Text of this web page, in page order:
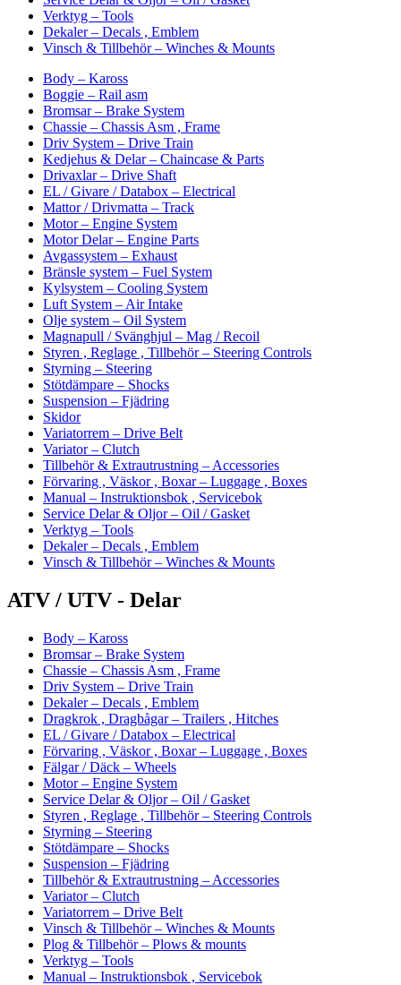
Verktyg – Tools
Dekaler – Decals , Emblem
Vinsch & Tillbehör – Winches & Mounts
Body – Kaross
Boggie – Rail asm
Bromsar – Brake System
Chassie – Chassis Asm , Frame
Driv System – Drive Train
Kedjehus & Delar – Chaincase & Parts
Drivaxlar – Drive Shaft
EL / Givare / Databox – Electrical
Mattor / Drivmatta – Track
Motor – Engine System
Motor Delar – Engine Parts
Avgassystem – Exhaust
Bränsle system – Fuel System
Kylsystem – Cooling System
Luft System – Air Intake
Olje system – Oil System
Magnapull / Svänghjul – Mag / Recoil
Styren , Reglage , Tillbehör – Steering Controls
Styrning – Steering
Stötdämpare – Shocks
Suspension – Fjädring
Skidor
Variatorrem – Drive Belt
Variator – Clutch
Tillbehör & Extrautrustning – Accessories
Förvaring , Väskor , Boxar – Luggage , Boxes
Manual – Instruktionsbok , Servicebok
Service Delar & Oljor – Oil / Gasket
Verktyg – Tools
Dekaler – Decals , Emblem
Vinsch & Tillbehör – Winches & Mounts
ATV / UTV - Delar
Body – Kaross
Bromsar – Brake System
Chassie – Chassis Asm , Frame
Driv System – Drive Train
Dekaler – Decals , Emblem
Dragkrok , Dragbågar – Trailers , Hitches
EL / Givare / Databox – Electrical
Förvaring , Väskor , Boxar – Luggage , Boxes
Fälgar / Däck – Wheels
Motor – Engine System
Service Delar & Oljor – Oil / Gasket
Styren , Reglage , Tillbehör – Steering Controls
Styrning – Steering
Stötdämpare – Shocks
Suspension – Fjädring
Tillbehör & Extrautrustning – Accessories
Variator – Clutch
Variatorrem – Drive Belt
Vinsch & Tillbehör – Winches & Mounts
Plog & Tillbehör – Plows & mounts
Verktyg – Tools
Manual – Instruktionsbok , Servicebok